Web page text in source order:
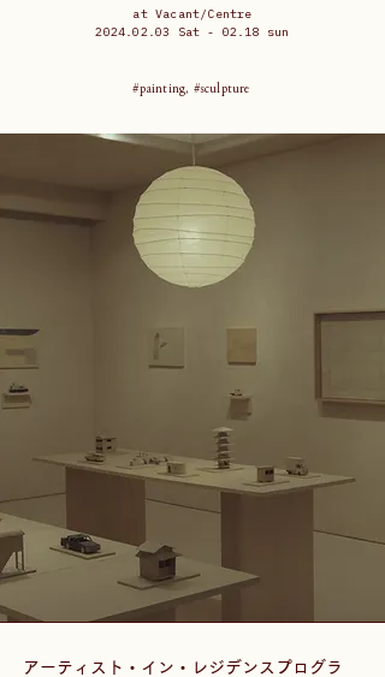
at Vacant/Centre
2024.02.03
Sat - 02.18 sun
#painting, #sculpture
アーティスト・イン・レジデンスプログラ